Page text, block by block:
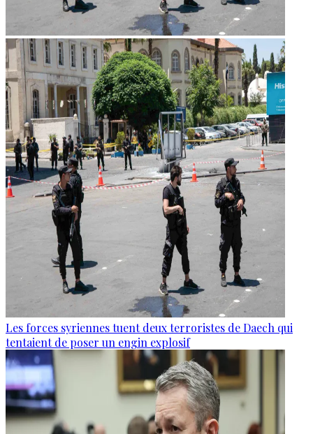
Les forces syriennes tuent deux terroristes de Daech qui
tentaient de poser un engin explosif